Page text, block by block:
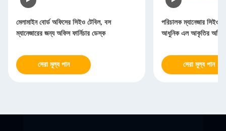
মেলামাইন বোর্ড অফিসের সিইও টেবিল, বস
ম্যানেজারের জন্য অফিস ফার্নিচার ডেস্ক
সেরা মূল্য পান
পরিচালক ম্যানেজার
আধুনিক এল আকৃতির
সেরা মূল্য পান